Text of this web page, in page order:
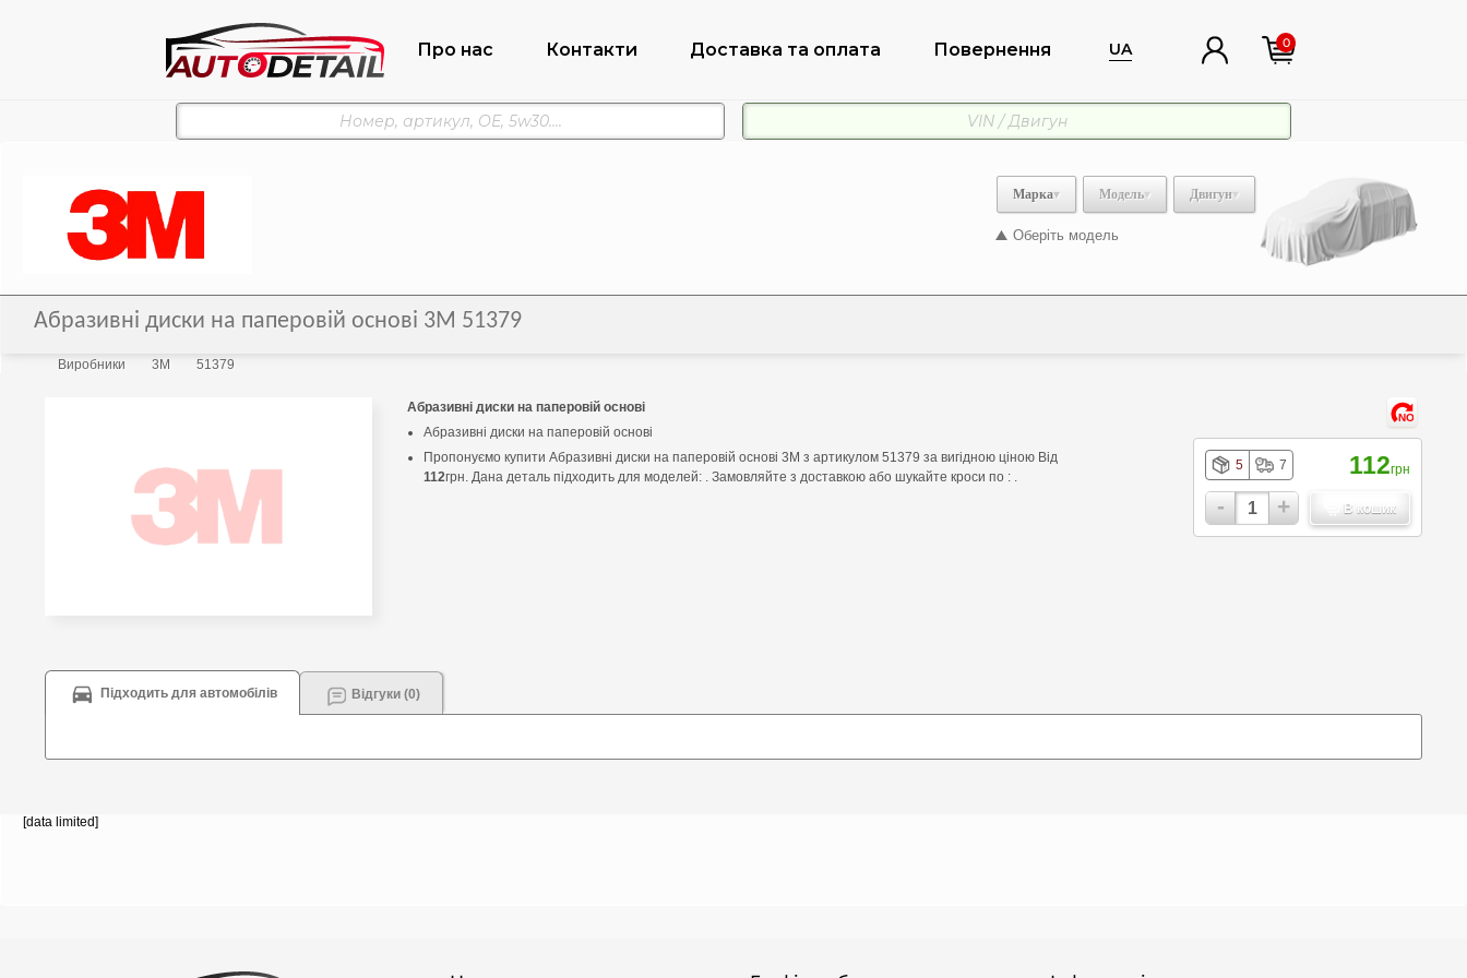
Про нас Контакти Доставка та оплата Повернення UA 0
Марка Модель Двигун
Оберіть модель
Абразивні диски на паперовій основі 3M 51379
Виробники 3M 51379
Абразивні диски на паперовій основі
Абразивні диски на паперовій основі
Пропонуємо купити Абразивні диски на паперовій основі 3M з артикулом 51379 за вигідною ціною Від
112грн. Дана деталь підходить для моделей: . Замовляйте з доставкою або шукайте кроси по : .
NO
5 7 112грн
- + В кошик
Підходить для автомобілів Відгуки (0)
[data limited]